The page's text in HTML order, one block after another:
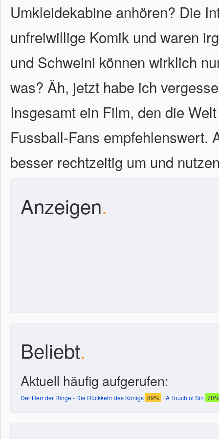
Umkleidekabine anhören? Die
unfreiwillige Komik und waren
und Schweini können wirklich
was? Äh, jetzt habe ich
Insgesamt ein Film, den die
Fussball-Fans empfehlenswert.
besser rechtzeitig um und
Anzeigen.
Beliebt.
Aktuell häufig aufgerufen:
Der Herr der Ringe - Die Rückkehr des Königs 89% ·A Touch of Sin 70%